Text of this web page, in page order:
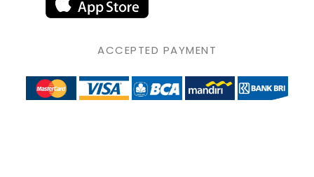
ACCEPTED PAYMENT